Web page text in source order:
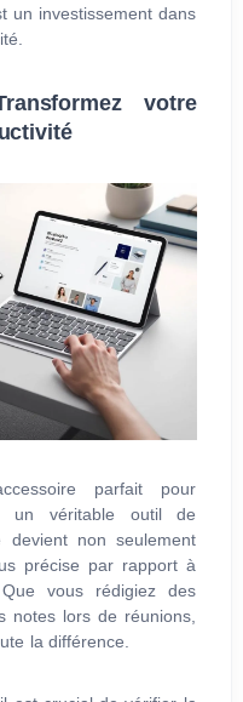
un investissement dans
votre
parfait pour
un véritable outil de
non seulement
précise par rapport à
Que vous rédigiez des
notes lors de réunions,
la différence.